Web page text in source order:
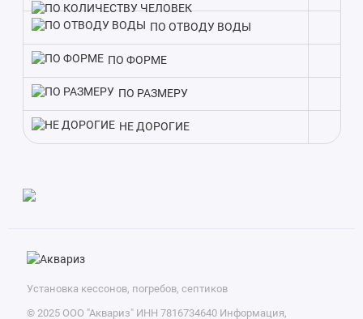
Благодаря производительности в 1200 литров, Септик
Альфа ЛОС 8 ПР подходит для домов с количеством
проживающих до 8 человек. Поэтому при выборе модели
производительность.
ПО ОТВОДУ ВОДЫ
ПО ФОРМЕ
ПО РАЗМЕРУ
НЕ ДОРОГИЕ
Установка кессонов, погребов, септиков
© 2025 ООО "Аквариз" ИНН 7816734640 Информация,